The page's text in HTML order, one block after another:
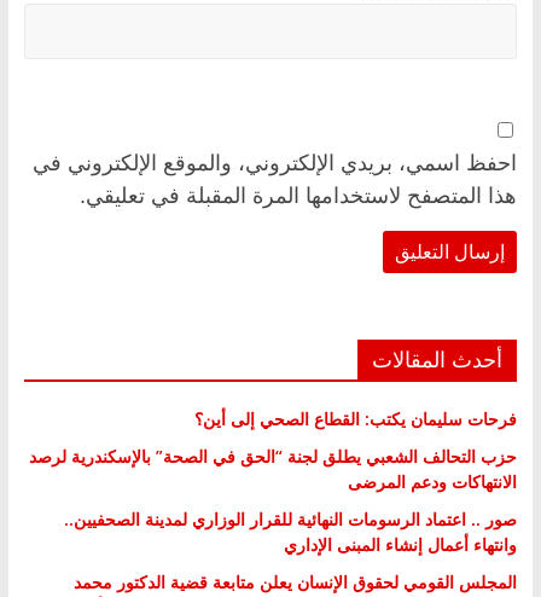
احفظ اسمي، بريدي الإلكتروني، والموقع الإلكتروني في
هذا المتصفح لاستخدامها المرة المقبلة في تعليقي.
أحدث المقالات
فرحات سليمان يكتب: القطاع الصحي إلى أين؟
حزب التحالف الشعبي يطلق لجنة “الحق في الصحة” بالإسكندرية لرصد
الانتهاكات ودعم المرضى
صور .. اعتماد الرسومات النهائية للقرار الوزاري لمدينة الصحفيين..
وانتهاء أعمال إنشاء المبنى الإداري
المجلس القومي لحقوق الإنسان يعلن متابعة قضية الدكتور محمد